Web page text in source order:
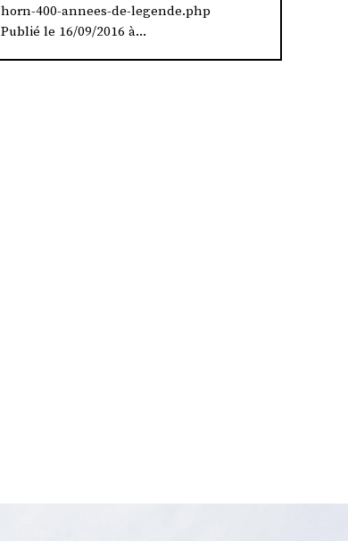
horn-400-annees-de-legende.php
Publié le 16/09/2016 à...